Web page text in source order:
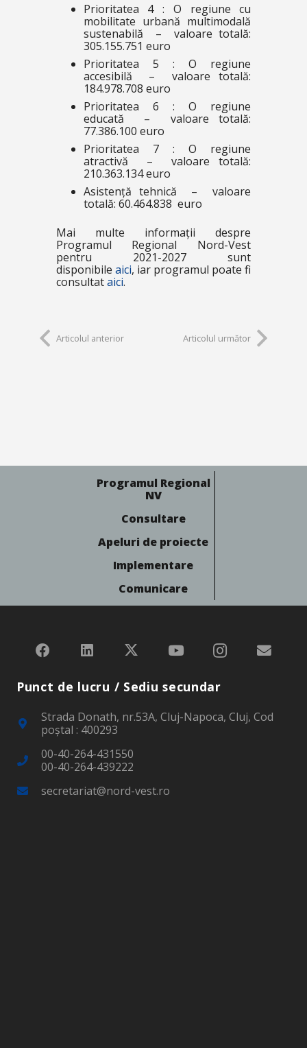
Prioritatea 4 : O regiune cu
mobilitate urbană multimodală
sustenabilă – valoare totală:
305.155.751 euro
Prioritatea 5 : O regiune
accesibilă – valoare totală:
184.978.708 euro
Prioritatea 6 : O regiune
educată – valoare totală:
77.386.100 euro
Prioritatea 7 : O regiune
atractivă – valoare totală:
210.363.134 euro
Asistență tehnică – valoare
totală: 60.464.838 euro
Mai multe informații despre
Programul Regional Nord-Vest
pentru 2021-2027 sunt
disponibile aici, iar programul poate fi
consultataici.
Articolul anterior Articolul următor
Programul Regional
NV
Consultare
Apeluri de proiecte
Implementare
Comunicare
Punct de lucru / Sediu secundar
Strada Donath, nr.53A, Cluj-Napoca, Cluj, Cod
poştal : 400293
00-40-264-431550
00-40-264-439222
secretariat@nord-vest.ro